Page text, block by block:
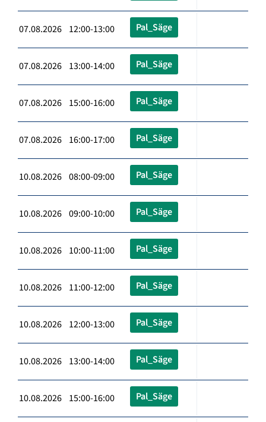
07.08.2026 12:00-13:00 Pal_Säge
07.08.2026 13:00-14:00 Pal_Säge
07.08.2026 15:00-16:00 Pal_Säge
07.08.2026 16:00-17:00 Pal_Säge
10.08.2026 08:00-09:00 Pal_Säge
10.08.2026 09:00-10:00 Pal_Säge
10.08.2026 10:00-11:00 Pal_Säge
10.08.2026 11:00-12:00 Pal_Säge
10.08.2026 12:00-13:00 Pal_Säge
10.08.2026 13:00-14:00 Pal_Säge
10.08.2026 15:00-16:00 Pal_Säge